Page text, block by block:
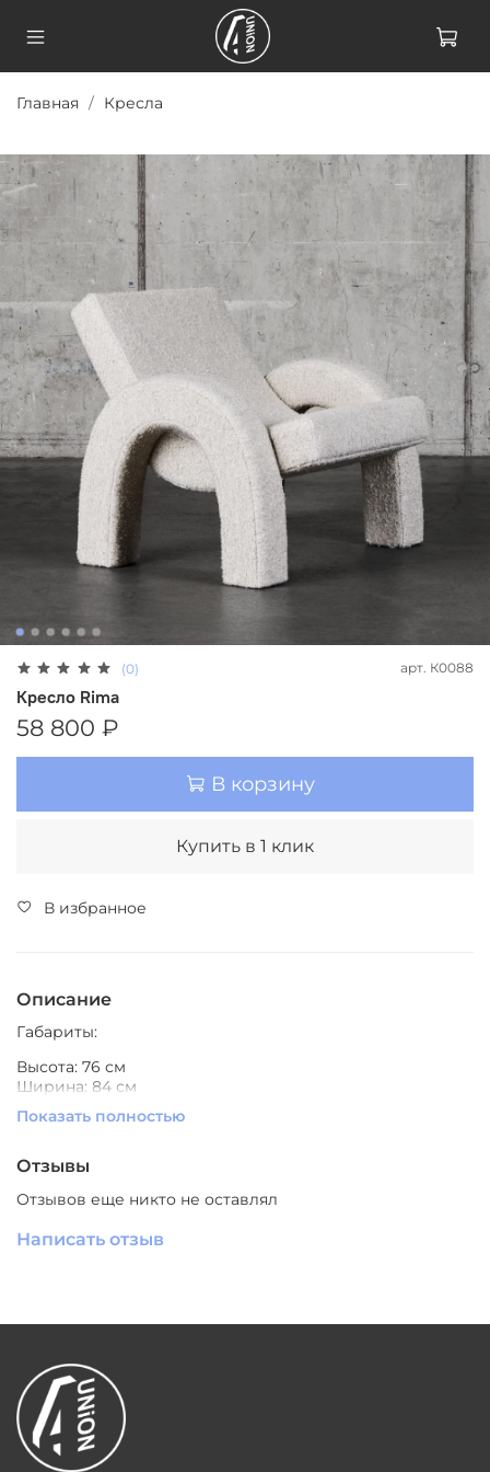
Главная Кресла
(0) арт. К0088
Кресло Rima
58 800 ₽
В корзину
Купить в 1 клик
В избранное
Описание
Габариты:
Высота: 76 см
Ширина: 84 см
Глубина: 90 см
Варианты цвета: выбор по каталогу
Производитель: Южный Китай
Показать полностью
Отзывы
Отзывов еще никто не оставлял
Написать отзыв